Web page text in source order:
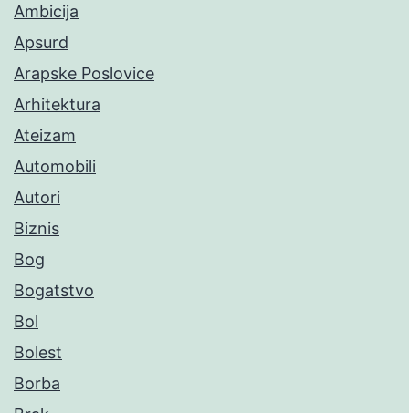
Ambicija
Apsurd
Arapske Poslovice
Arhitektura
Ateizam
Automobili
Autori
Biznis
Bog
Bogatstvo
Bol
Bolest
Borba